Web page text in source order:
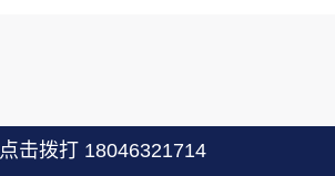
点击拨打 18046321714